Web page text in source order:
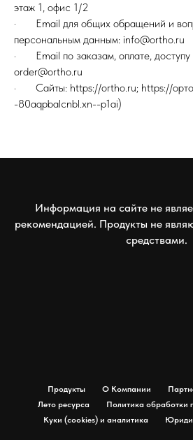
этаж 1, офис 1/2
· Email для общих обращений и
персональным данным: info@ortho.ru
· Email по заказам, оплате, доступу
order@ortho.ru
· Сайты: https://ortho.ru; https://
-80aqpbalcnbl.xn--p1ai)
Информация на сайте не
рекомендацией. Продукты не
средствами.
Продукты О Компании
Лето ресурса
Политика обработки
Куки (cookies) и аналитика